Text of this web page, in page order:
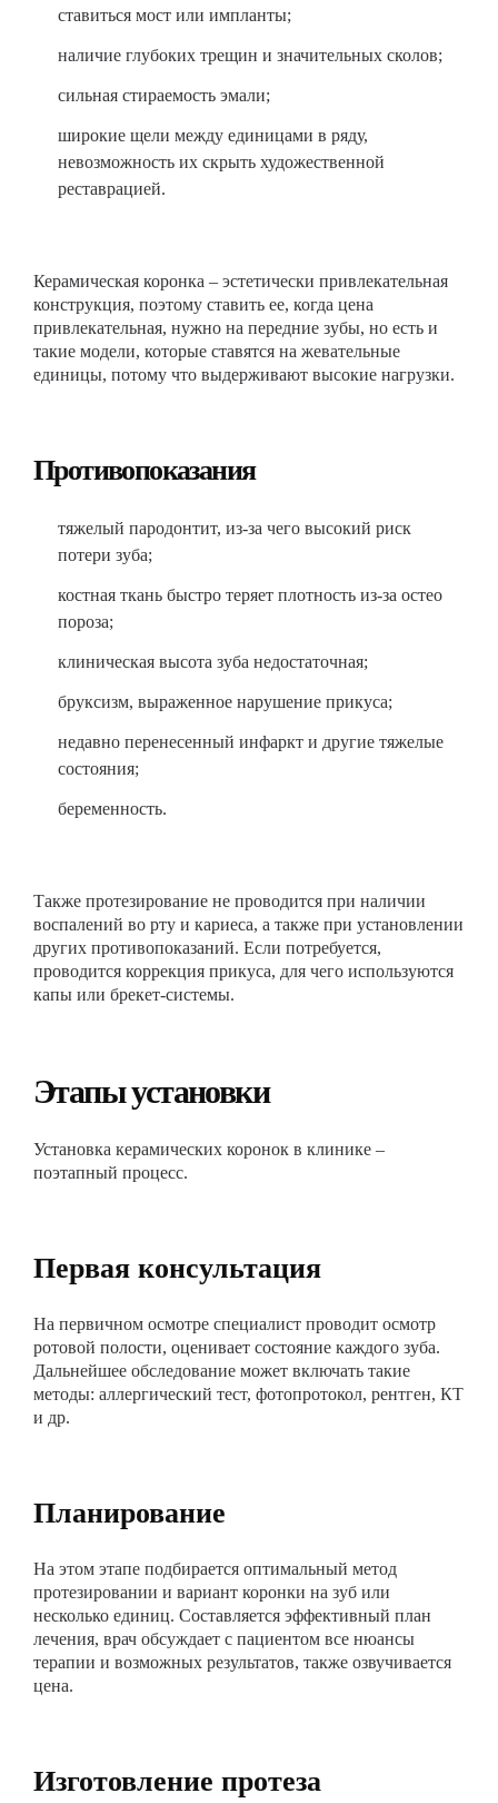
ставиться мост или импланты;
наличие глубоких трещин и значительных сколов;
сильная стираемость эмали;
широкие щели между единицами в ряду,
невозможность их скрыть художественной
реставрацией.
Керамическая коронка – эстетически привлекательная
конструкция, поэтому ставить ее, когда цена
привлекательная, нужно на передние зубы, но есть и
такие модели, которые ставятся на жевательные
единицы, потому что выдерживают высокие нагрузки.
Противопоказания
тяжелый пародонтит, из-за чего высокий риск
потери зуба;
костная ткань быстро теряет плотность из-за остео
пороза;
клиническая высота зуба недостаточная;
бруксизм, выраженное нарушение прикуса;
недавно перенесенный инфаркт и другие тяжелые
состояния;
беременность.
Также протезирование не проводится при наличии
воспалений во рту и кариеса, а также при установлении
других противопоказаний. Если потребуется,
проводится коррекция прикуса, для чего используются
капы или брекет-системы.
Этапы установки
Установка керамических коронок в клинике –
поэтапный процесс.
Первая консультация
На первичном осмотре специалист проводит осмотр
ротовой полости, оценивает состояние каждого зуба.
Дальнейшее обследование может включать такие
методы: аллергический тест, фотопротокол, рентген, КТ
и др.
Планирование
На этом этапе подбирается оптимальный метод
протезировании и вариант коронки на зуб или
несколько единиц. Составляется эффективный план
лечения, врач обсуждает с пациентом все нюансы
терапии и возможных результатов, также озвучивается
цена.
Изготовление протеза